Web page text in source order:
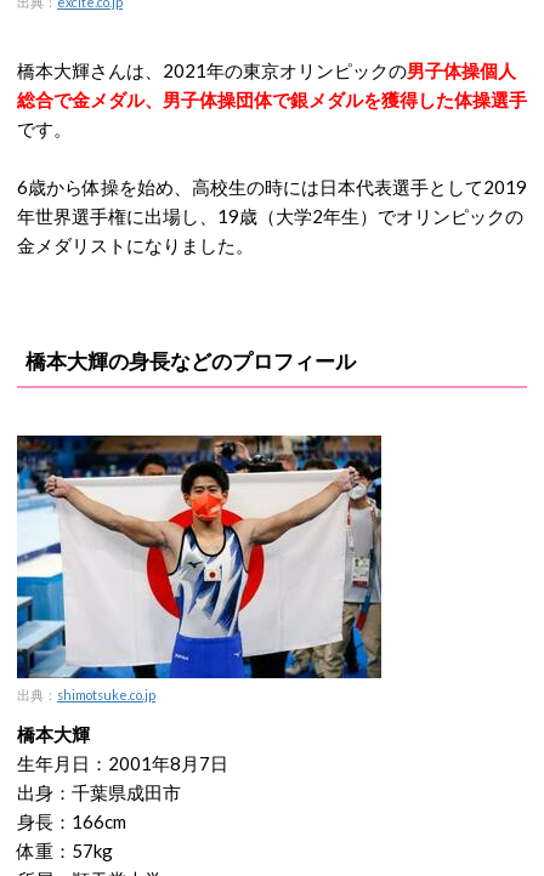
橋本大輝さんは、2021年の東京オリンピックの男子体操個人
総合で金メダル、男子体操団体で銀メダルを獲得した体操選手
です。
6歳から体操を始め、高校生の時には日本代表選手として2019
年世界選手権に出場し、19歳（大学2年生）でオリンピックの
金メダリストになりました。
橋本大輝の身長などのプロフィール
出典： shimotsuke.co.jp
橋本大輝
生年月日：2001年8月7日
出身：千葉県成田市
身長：166cm
体重：57kg